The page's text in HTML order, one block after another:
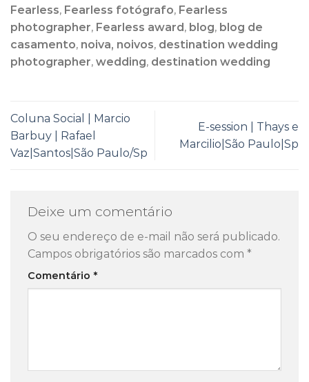
Fearless, Fearless fotógrafo, Fearless
photographer, Fearless award, blog, blog de
casamento, noiva, noivos, destination wedding
photographer, wedding, destination wedding
Coluna Social | Marcio
Barbuy | Rafael
Vaz|Santos|São Paulo/Sp
E-session | Thays e
Marcilio|São Paulo|Sp
Deixe um comentário
O seu endereço de e-mail não será publicado.
Campos obrigatórios são marcados com *
Comentário *